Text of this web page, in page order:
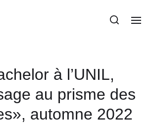
à l’UNIL,
au prisme des
automne 2022